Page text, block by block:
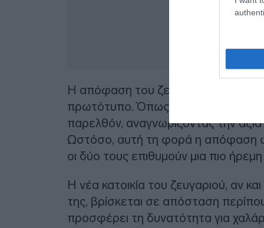
Η απόφαση του ζευγαριού να
πρωτότυπο. Όπως αναφέρουν,
παρελθόν, αναγνωρίζοντας την
Ωστόσο, αυτή τη φορά η απόφαση
οι δύο τους επιθυμούν μια πιο
Η νέα κατοικία του ζευγαριού, αν
της, βρίσκεται σε απόσταση
προσφέρει τη δυνατότητα για